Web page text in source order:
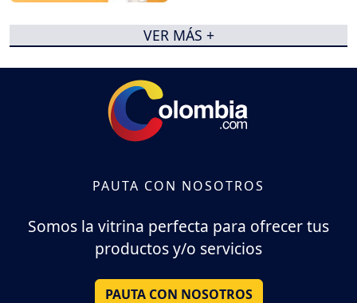
VER MÁS +
PAUTA CON NOSOTROS
Somos la vitrina perfecta para ofrecer tus
productos y/o servicios
PAUTA CON NOSOTROS